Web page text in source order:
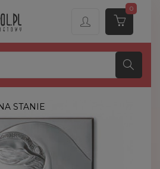
0
STANIE